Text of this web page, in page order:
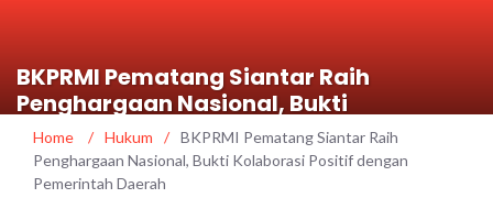
BKPRMI Pematang Siantar Raih
Penghargaan Nasional, Bukti
Kolaborasi Positif dengan Pemerintah
Daerah
Home / Hukum / BKPRMI Pematang Siantar Raih
Penghargaan Nasional, Bukti Kolaborasi Positif dengan
Pemerintah Daerah